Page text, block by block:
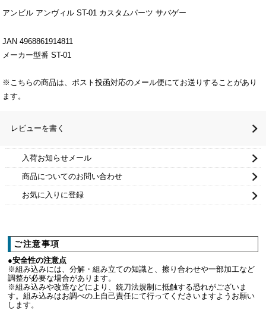
アンビル アンヴィル ST-01 カスタムパーツ サバゲー
JAN 4968861914811
メーカー型番 ST-01
※こちらの商品は、ポスト投函対応のメール便にてお送りすることがあり
ます。
レビューを書く
入荷お知らせメール
商品についてのお問い合わせ
お気に入りに登録
ご注意事項
●安全性の注意点
※組み込みには、分解・組み立ての知識と、擦り合わせや一部加工など
調整が必要な場合があります。
※組み込みや改造などにより、銃刀法規制に抵触する恐れがございま
す。組み込みはお調べの上自己責任にて行ってくださいますようお願い
します。